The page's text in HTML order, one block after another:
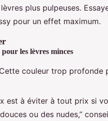
plus pulpeuses.
pour un effet maximum.
les lèvres minces
Cette couleur trop profonde
est à éviter à tout prix si
ou des nudes,”